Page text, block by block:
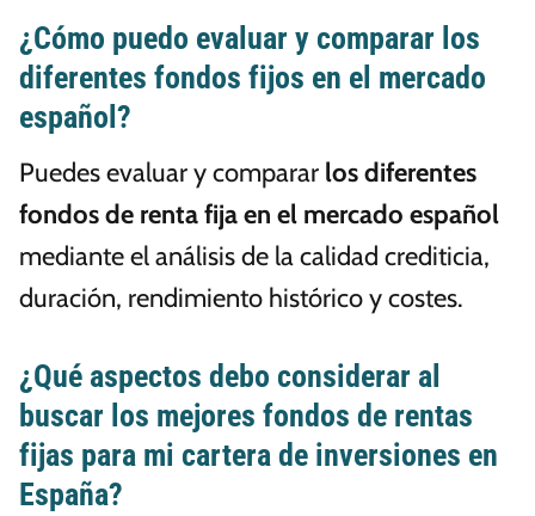
¿Cómo puedo evaluar y comparar los
diferentes fondos fijos en el mercado
español?
Puedes evaluar y comparar los diferentes
fondos de renta fija en el mercado español
mediante el análisis de la calidad crediticia,
duración, rendimiento histórico y costes.
¿Qué aspectos debo considerar al
buscar los mejores fondos de rentas
fijas para mi cartera de inversiones en
España?